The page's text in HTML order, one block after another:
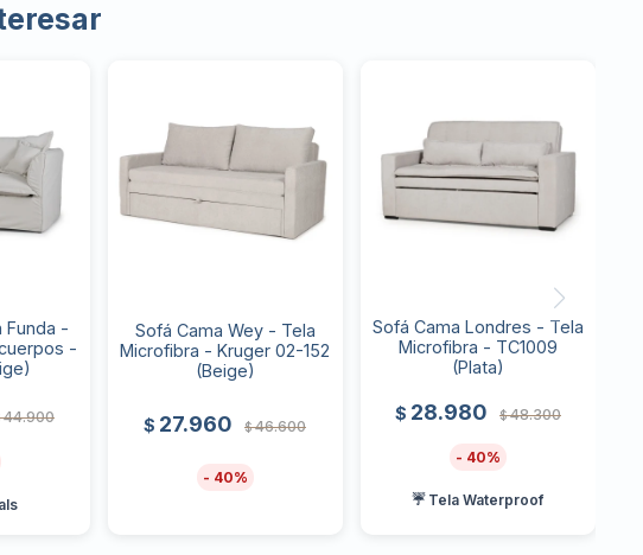
Funda -
-
44.900
Sofá Cama Wey - Tela
Microfibra - Kruger 02-152
(Beige)
$ 27.960 $ 46.600
40
Sofá Cama Londres - Tela
Microfibra - TC1009
(Plata)
$ 28.980 $ 48.300
40
☔ Tela Waterproof